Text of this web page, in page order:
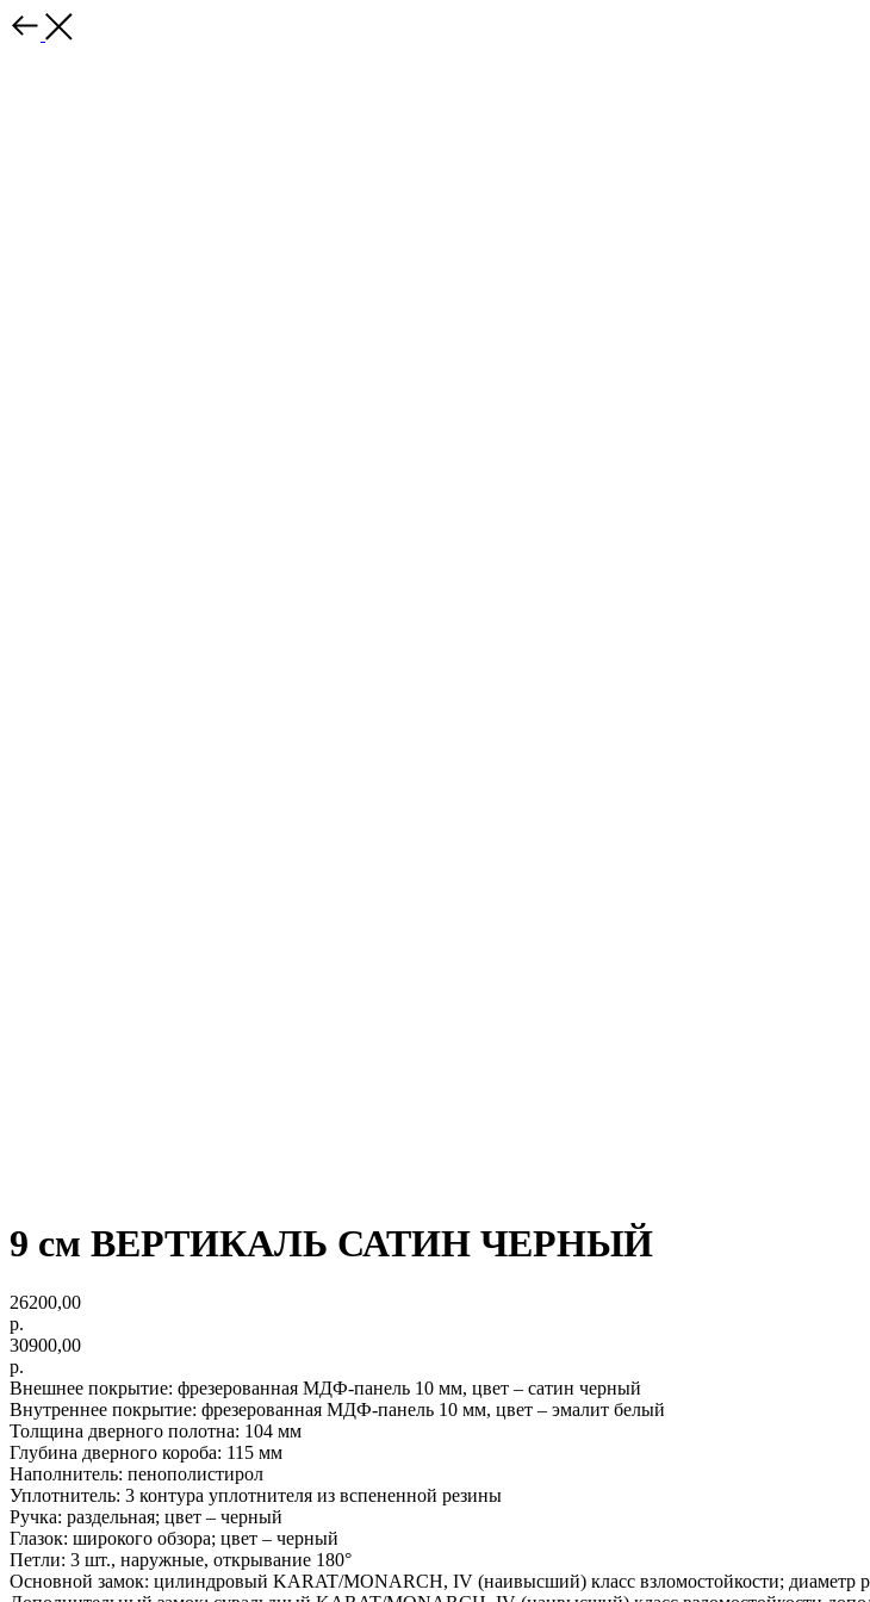
9 см ВЕРТИКАЛЬ САТИН ЧЕРНЫЙ
26200,00
р.
30900,00
р.
Внешнее покрытие: фрезерованная МДФ-панель 10 мм, цвет – сатин черный
Внутреннее покрытие: фрезерованная МДФ-панель 10 мм, цвет – эмалит белый
Толщина дверного полотна: 104 мм
Глубина дверного короба: 115 мм
Наполнитель: пенополистирол
Уплотнитель: 3 контура уплотнителя из вспененной резины
Ручка: раздельная; цвет – черный
Глазок: широкого обзора; цвет – черный
Петли: 3 шт., наружные, открывание 180°
Основной замок: цилиндровый KARAT/MONARCH, IV (наивысший) класс взломостойкости; диаметр